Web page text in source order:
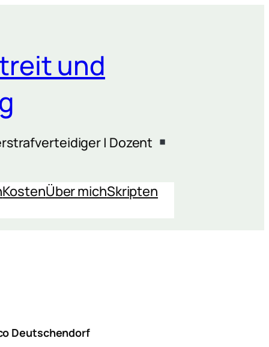
und
| Dozent
KostenÜber michSkripten
Deutschendorf